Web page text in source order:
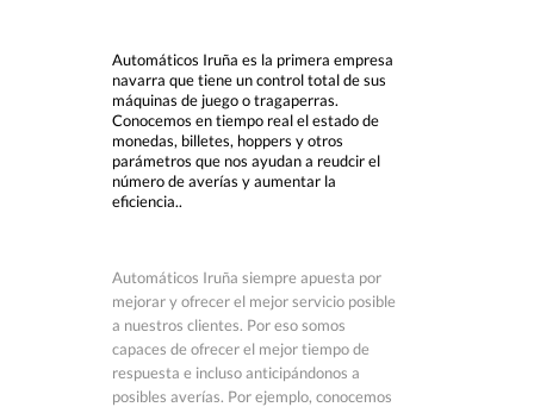
Automáticos Iruña es la primera empresa
navarra que tiene un control total de sus
máquinas de juego o tragaperras.
Conocemos en tiempo real el estado de
monedas, billetes, hoppers y otros
parámetros que nos ayudan a reudcir el
número de averías y aumentar la
eficiencia..
Automáticos Iruña siempre apuesta por
mejorar y ofrecer el mejor servicio posible
a nuestros clientes. Por eso somos
capaces de ofrecer el mejor tiempo de
respuesta e incluso anticipándonos a
posibles averías. Por ejemplo, conocemos